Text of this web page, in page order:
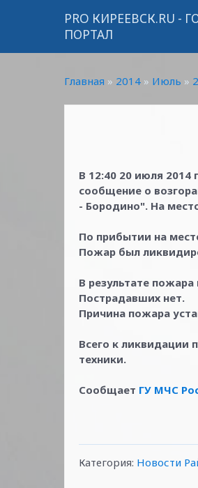
PRO КИРЕЕВСК.RU -
ПОРТАЛ
Главная » 2014 » Июль »
В 12:40 20 июля 2014
сообщение о
- Бородино". На
По прибытии на
Пожар был
В результате
Пострадавших нет.
Причина пожара
Всего к ликвидации
техники.
Сообщает ГУ МЧС
Категория: Новости